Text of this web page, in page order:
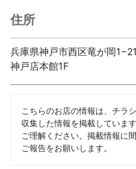
住所
兵庫県神戸市西区竜が岡
神戸店本館1F
こちらのお店の情報は、チラ
収集した情報を掲載していま
ご理解ください。掲載情報に
ご報告をお願いします。